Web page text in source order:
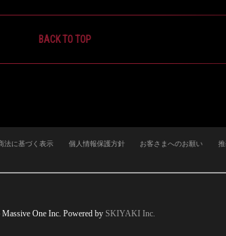
BACK TO TOP
法に基づく表示 個人情報保護方針 お客さまへのお願い
One Inc. Powered by SKIYAKI Inc.